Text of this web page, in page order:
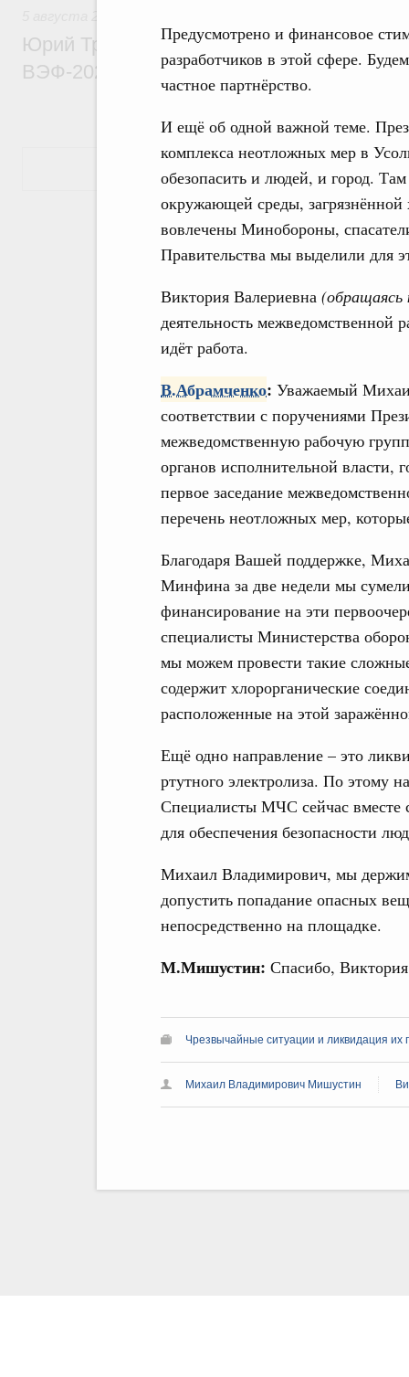
Предусмотрено и финансовое
разработчиков в этой сфере.
частное партнёрство.
И ещё об одной важной теме.
комплекса неотложных мер в
обезопасить и людей, и город.
окружающей среды,
вовлечены Минобороны,
Правительства мы выделили для
Виктория Валериевна (обращаясь
деятельность межведомственной
идёт работа.
В.Абрамченко: Уважаемый
соответствии с поручениями
межведомственную рабочую
органов исполнительной власти,
первое заседание
перечень неотложных мер,
Благодаря Вашей поддержке,
Минфина за две недели мы
финансирование на эти
специалисты Министерства
мы можем провести такие
содержит хлорорганические
расположенные на этой
Ещё одно направление – это
ртутного электролиза. По этому
Специалисты МЧС сейчас вместе
для обеспечения безопасности
Михаил Владимирович, мы
допустить попадание опасных
непосредственно на площадке.
М.Мишустин: Спасибо,
Чрезвычайные ситуации и ликвидация их
Михаил Владимирович Мишустин
Юрий Трутнев: Опубликована
ВЭФ-2026
Показать еще